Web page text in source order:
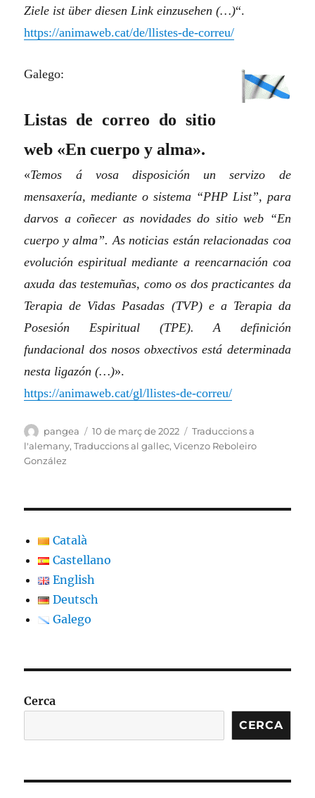
Ziele ist über diesen Link einzusehen (…)“.
https://animaweb.cat/de/llistes-de-correu/
Galego:
Listas de correo do sitio
web «En cuerpo y alma».
«Temos á vosa disposición un servizo de
mensaxería, mediante o sistema “PHP List”, para
darvos a coñecer as novidades do sitio web “En
cuerpo y alma”. As noticias están relacionadas coa
evolución espiritual mediante a reencarnación coa
axuda das testemuñas, como os dos practicantes da
Terapia de Vidas Pasadas (TVP) e a Terapia da
Posesión Espiritual (TPE). A definición
fundacional dos nosos obxectivos está determinada
nesta ligazón (…)».
https://animaweb.cat/gl/llistes-de-correu/
Autor
pangea
Publicat
el
10 de març de 2022 Categories
Traduccions a
l'alemany,Traduccions al gallec,Vicenzo Reboleiro
González
Català
Castellano
English
Deutsch
Galego
Cerca
CERCA